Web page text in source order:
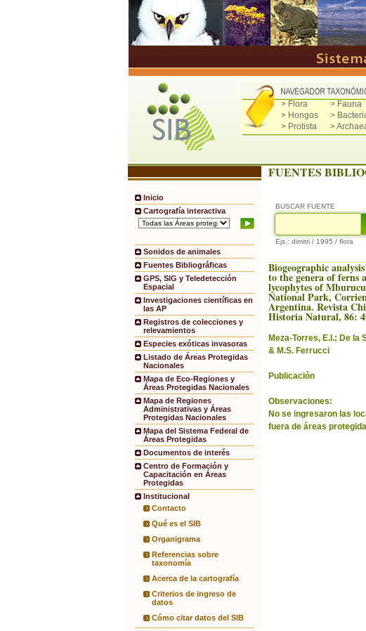
> Flora
> Fauna
> Hongos
>
> Protista
>
Inicio
Cartografía interactiva
Sonidos de animales
Fuentes Bibliográficas
GPS, SIG y Teledetección
Espacial
Investigaciones científicas en
las AP
Registros de colecciones y
relevamientos
Especies exóticas invasoras
Listado de Áreas Protegidas
Nacionales
Mapa de Eco-Regiones y
Áreas Protegidas Nacionales
Mapa de Regiones
Administrativas y Áreas
Protegidas Nacionales
Mapa del Sistema Federal de
Áreas Protegidas
Documentos de interés
Centro de Formación y
Capacitación en Áreas
Protegidas
Institucional
Contacto
Qué es el SIB
Organigrama
Referencias sobre
taxonomía
Acerca de la cartografía
Criterios de ingreso de
datos
Cómo citar datos del SIB
FUENTES
BUSCAR FUENTE
Ejs.: dimitri / 1995 / flora
Biogeographic
to the genera of ferns
lycophytes of
National Park,
Argentina. Revista
Historia Natural, 86:
Meza-Torres, E.I.; De la
& M.S. Ferrucci
Publicación
Observaciones:
No se ingresaron las
fuera de áreas